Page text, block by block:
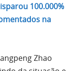
100.000%
na
Zhao